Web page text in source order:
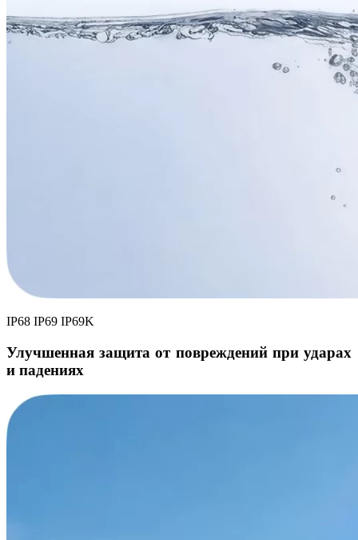
IP68 IP69 IP69K
Улучшенная защита от повреждений при ударах
и падениях